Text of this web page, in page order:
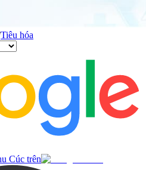
Tiêu hóa
Cúc trên